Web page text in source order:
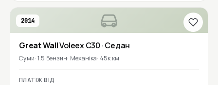
2014
Great WallVoleex C30 · Седан
Суми 1.5 Бензин Механіка 45к км
ПЛАТІЖ ВІД